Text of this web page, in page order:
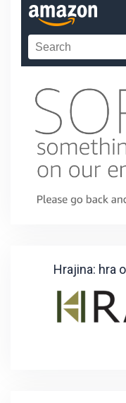
Hrajina: hra